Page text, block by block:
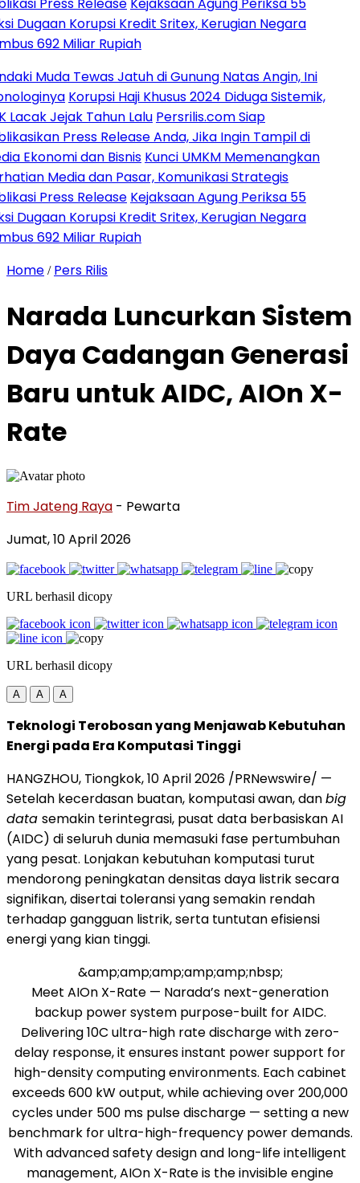
Korupsi Kredit Sritex, Kerugian Negara
Miliar Rupiah
Tewas Jatuh di Gunung Natas Angin, Ini
Korupsi Haji Khusus 2024 Diduga Sistemik,
Jejak Tahun LaluPersrilis.com Siap
Press Release Anda, Jika Ingin Tampil di
dan Bisnis Kunci UMKM Memenangkan
Media dan Pasar, Komunikasi Strategis
Press ReleaseKejaksaan Agung Periksa 55
Korupsi Kredit Sritex, Kerugian Negara
Miliar Rupiah
Home / Pers Rilis
Narada Luncurkan Sistem
Daya Cadangan Generasi
Baru untuk AIDC, AIOn X-
Rate
Tim Jateng Raya - Pewarta
Jumat, 10 April 2026
URL berhasil dicopy
URL berhasil dicopy
A A A
Teknologi Terobosan yang Menjawab Kebutuhan
Energi pada Era Komputasi Tinggi
HANGZHOU, Tiongkok,10 April 2026 /PRNewswire/ —
Setelah kecerdasan buatan, komputasi awan, danbig
data semakin terintegrasi, pusat data berbasiskan AI
(AIDC) di seluruh dunia memasuki fase pertumbuhan
yang pesat. Lonjakan kebutuhan komputasi turut
mendorong peningkatan densitas daya listrik secara
signifikan, disertai toleransi yang semakin rendah
terhadap gangguan listrik, serta tuntutan efisiensi
energi yang kian tinggi.
&amp;amp;amp;amp;amp;nbsp;
Meet AIOn X-Rate — Narada’s next-generation
backup power system purpose-built for AIDC.
Delivering 10C ultra-high rate discharge with zero-
delay response, it ensures instant power support for
high-density computing environments. Each cabinet
exceeds 600 kW output, while achieving over 200,000
cycles under 500 ms pulse discharge — setting a new
benchmark for ultra-high-frequency power demands.
With advanced safety design and long-life intelligent
management, AIOn X-Rate is the invisible engine